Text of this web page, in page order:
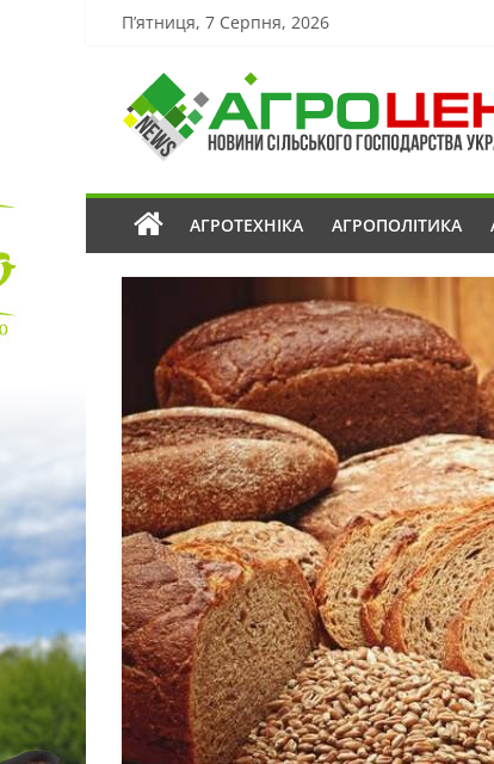
П’ятниця, 7 Серпня, 2026
АГРОТЕХНІКА АГРОПОЛІТИКА